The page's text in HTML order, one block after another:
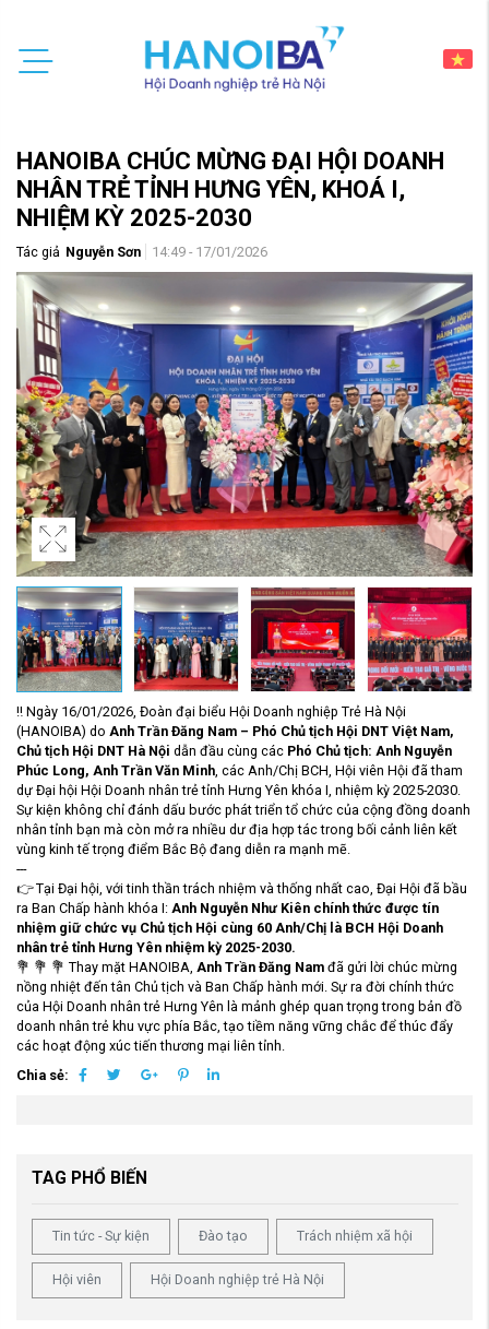
HANOIBA CHÚC MỪNG ĐẠI HỘI DOANH
NHÂN TRẺ TỈNH HƯNG YÊN, KHOÁ I,
NHIỆM KỲ 2025-2030
Tác giả Nguyễn Sơn 14:49 - 17/01/2026
‼ Ngày 16/01/2026, Đoàn đại biểu Hội Doanh nghiệp Trẻ Hà Nội
(HANOIBA) do Anh Trần Đăng Nam – Phó Chủ tịch Hội DNT Việt Nam,
Chủ tịch Hội DNT Hà Nội dẫn đầu cùng các Phó Chủ tịch: Anh Nguyễn
Phúc Long, Anh Trần Văn Minh , các Anh/Chị BCH, Hội viên Hội đã tham
dự Đại hội Hội Doanh nhân trẻ tỉnh Hưng Yên khóa I, nhiệm kỳ 2025-2030.
Sự kiện không chỉ đánh dấu bước phát triển tổ chức của cộng đồng doanh
nhân tỉnh bạn mà còn mở ra nhiều dư địa hợp tác trong bối cảnh liên kết
vùng kinh tế trọng điểm Bắc Bộ đang diễn ra mạnh mẽ.
---
👉Tại Đại hội, với tinh thần trách nhiệm và thống nhất cao, Đại Hội đã bầu
ra Ban Chấp hành khóa I: Anh Nguyễn Như Kiên chính thức được tín
nhiệm giữ chức vụ Chủ tịch Hội cùng 60 Anh/Chị là BCH Hội Doanh
nhân trẻ tỉnh Hưng Yên nhiệm kỳ 2025-2030.
💐 💐 💐 Thay mặt HANOIBA, Anh Trần Đăng Nam đã gửi lời chúc mừng
nồng nhiệt đến tân Chủ tịch và Ban Chấp hành mới. Sự ra đời chính thức
của Hội Doanh nhân trẻ Hưng Yên là mảnh ghép quan trọng trong bản đồ
doanh nhân trẻ khu vực phía Bắc, tạo tiềm năng vững chắc để thúc đẩy
các hoạt động xúc tiến thương mại liên tỉnh.
Chia sẻ:
TAG PHỔ BIẾN
Tin tức - Sự kiện Đào tạo Trách nhiệm xã hội
Hội viên Hội Doanh nghiệp trẻ Hà Nội